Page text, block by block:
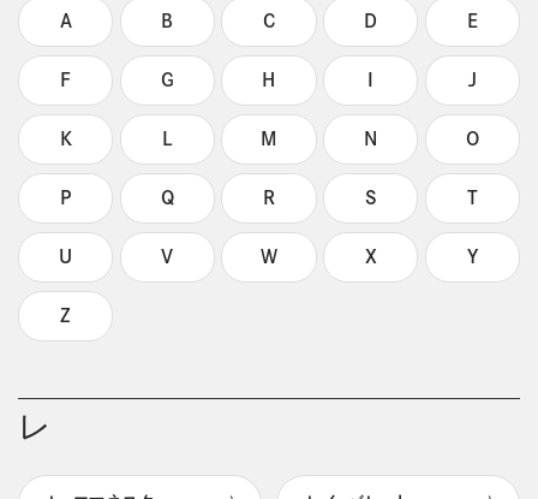
A B C D E
F G H J
K L M N O
P Q R S T
U V W X Y
Z
レ